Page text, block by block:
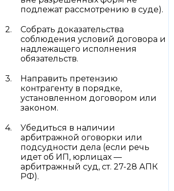
подлежат рассмотрению в суде).
Собрать доказательства
соблюдения условий договора и
надлежащего исполнения
обязательств.
Направить претензию
контрагенту в порядке,
установленном договором или
законом.
Убедиться в наличии
арбитражной оговорки или
подсудности дела (если речь
идет об ИП, юрлицах —
арбитражный суд, ст. 27-28 АПК
РФ).